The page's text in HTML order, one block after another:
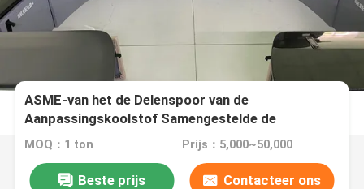
ASME-van het de Delenspoor van de
Aanpassingskoolstof Samengestelde de
Doorgangsproducten
MOQ：1 ton Prijs：5,000~50,000
Beste prijs Contacteer ons